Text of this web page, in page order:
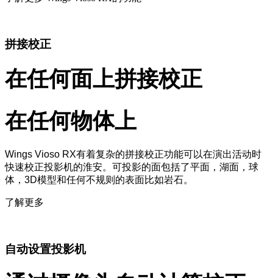
拼接校正
在任何面上拼接校正
在任何物体上
Wings Vioso RX有着复杂的拼接校正功能可以在演出活动时
快速校正投影机的淮安。可投影的面包括了平面，湖面，球
体，3D模型和任何不规则的表面比如岩石。
了解更多
自动设置投影机